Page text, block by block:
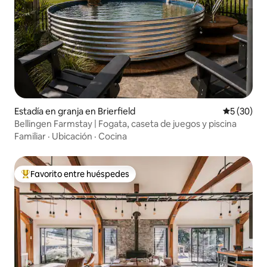
Estadía en granja en Brierfield
5 (30)
Bellingen Farmstay | Fogata, caseta de juegos y piscina
Familiar · Ubicación · Cocina
Favorito entre huéspedes preferido
Favorito entre huéspedes